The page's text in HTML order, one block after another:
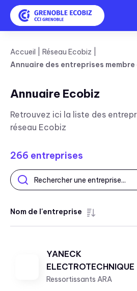
Accueil
Réseau Ecobiz
Annuaire des entreprises membre
Annuaire Ecobiz
Retrouvez ici la liste des
réseau Ecobiz
266 entreprises
Nom de l'entreprise
T
e
r
YANECK
ELECTROTECHNIQUE
Ressortissants ARA